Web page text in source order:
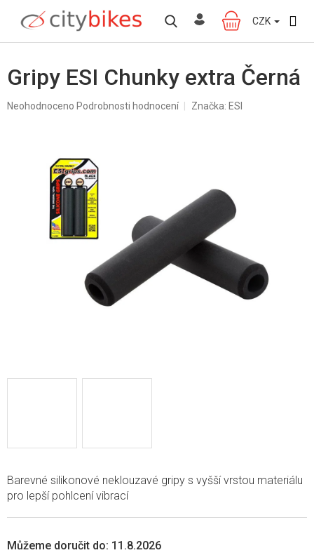
obsah
NÁKUPNÍ
KOŠÍK
CZK
Gripy ESI Chunky extra Černá
Průměrné
Neohodnoceno Podrobnosti hodnocení Značka: ESI
Můžeme doručit do: 11.8.2026
Barevné silikonové neklouzavé gripy s vyšší vrstou materiálu
pro lepší pohlcení vibrací